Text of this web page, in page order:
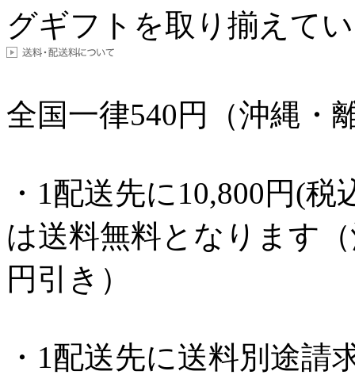
グギフトを取り揃えて
全国一律540円（沖縄・
・1配送先に10,800円(
は送料無料となります
円引き）
・1配送先に送料別途